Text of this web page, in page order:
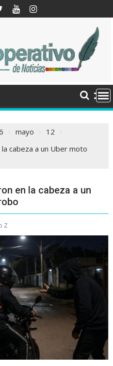
mayo
12
cabeza a un Uber moto
en la cabeza a un
Z